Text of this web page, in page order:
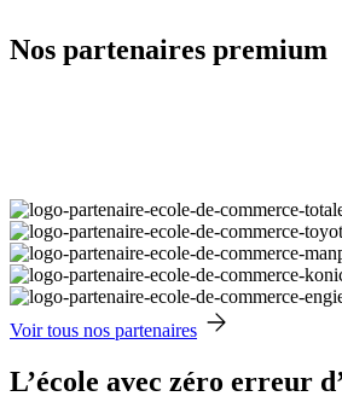
Nos partenaires premium
Voir tous nos partenaires
L’école avec zéro erreur